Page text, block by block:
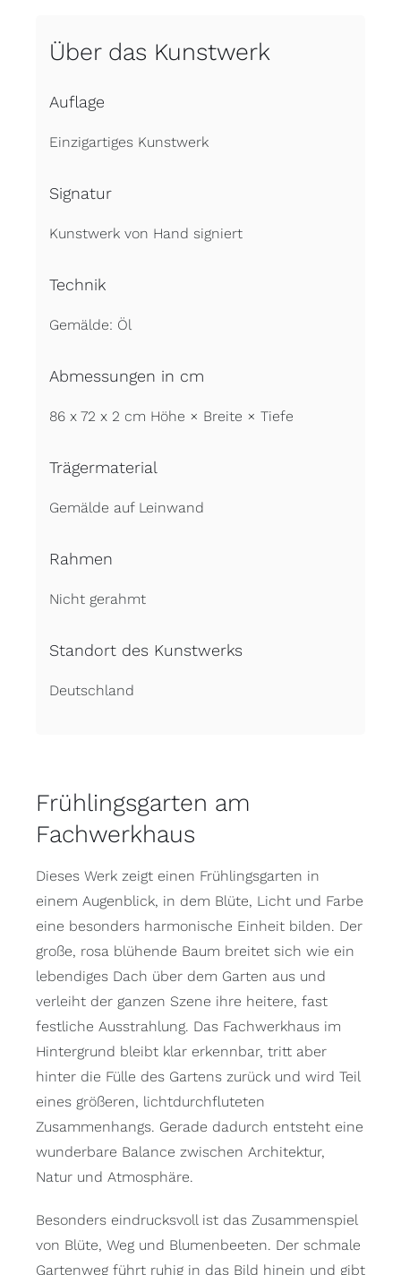
Über das Kunstwerk
Auflage
Einzigartiges Kunstwerk
Signatur
Kunstwerk von Hand signiert
Technik
Gemälde: Öl
Abmessungen in cm
86 x 72 x 2 cm Höhe × Breite × Tiefe
Trägermaterial
Gemälde auf Leinwand
Rahmen
Nicht gerahmt
Standort des Kunstwerks
Deutschland
Frühlingsgarten am
Fachwerkhaus
Dieses Werk zeigt einen Frühlingsgarten in
einem Augenblick, in dem Blüte, Licht und Farbe
eine besonders harmonische Einheit bilden. Der
große, rosa blühende Baum breitet sich wie ein
lebendiges Dach über dem Garten aus und
verleiht der ganzen Szene ihre heitere, fast
festliche Ausstrahlung. Das Fachwerkhaus im
Hintergrund bleibt klar erkennbar, tritt aber
hinter die Fülle des Gartens zurück und wird Teil
eines größeren, lichtdurchfluteten
Zusammenhangs. Gerade dadurch entsteht eine
wunderbare Balance zwischen Architektur,
Natur und Atmosphäre.
Besonders eindrucksvoll ist das Zusammenspiel
von Blüte, Weg und Blumenbeeten. Der schmale
Gartenweg führt ruhig in das Bild hinein und gibt